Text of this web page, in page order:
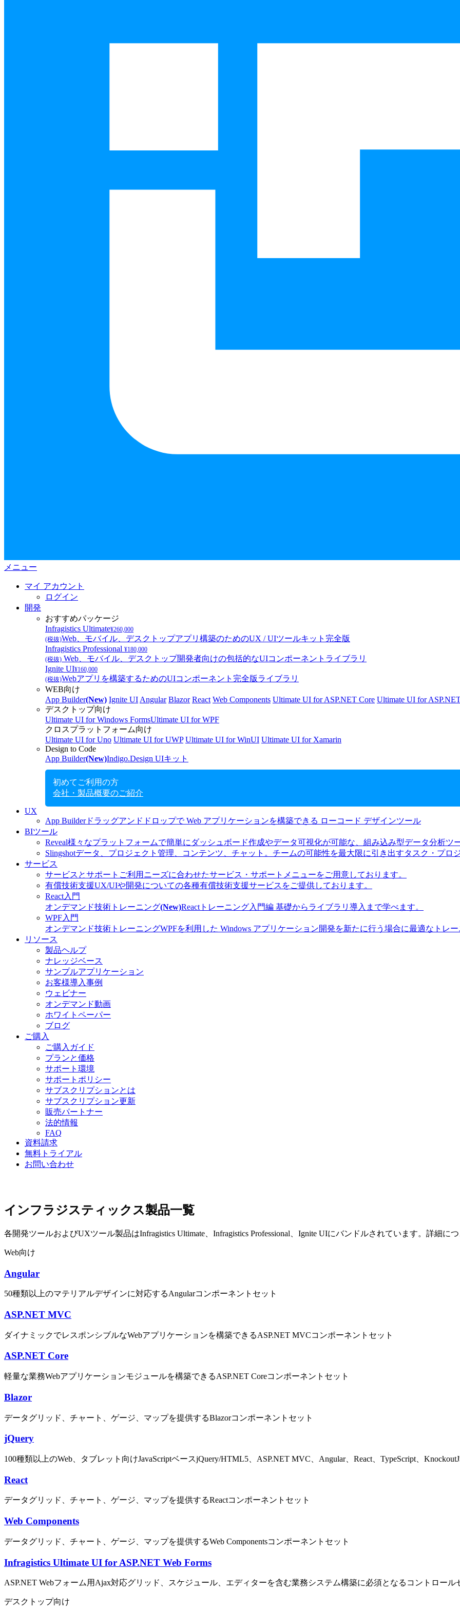
メニュー
マイ アカウント
ログイン
開発
おすすめパッケージ
Infragistics Ultimate¥260,000
(税抜)Web、モバイル、デスクトップアプリ構築のためのUX / UIツールキット完全版
Infragistics Professional ¥180,000​
(税抜) Web、モバイル、デスクトップ開発者向けの包括的なUIコンポーネントライブラリ
Ignite UI¥160,000
(税抜)Webアプリを構築するためのUIコンポーネント完全版ライブラリ
WEB向け
App Builder(New) Ignite UI Angular Blazor React Web Components Ultimate UI for ASP.NET Core Ultimate UI for
デスクトップ向け
Ultimate UI for Windows FormsUltimate UI for WPF
クロスプラットフォーム向け
Ultimate UI for Uno Ultimate UI for UWP Ultimate UI for WinUI Ultimate UI for Xamarin
Design to Code
App Builder(New)Indigo.Design UIキット
初めてご利用の方
会社・製品概要のご紹介
UX
App Builderドラッグアンドドロップで Web アプリケーションを構築できる ローコード デザインツール
BIツール
Reveal様々なプラットフォームで簡単にダッシュボード作成やデータ可視化が可能な、組み込み型データ分析ツ
Slingshotデータ、プロジェクト管理、コンテンツ、チャット。チームの可能性を最大限に引き出すタスク・プロ
サービス
サービスとサポート ご利用ニーズに合わせたサービス・サポートメニューをご用意しております。
有償技術支援UX/UIや開発についての各種有償技術支援サービスをご提供しております。
React入門
オンデマンド技術トレーニング(New)Reactトレーニング入門編 基礎からライブラリ導入まで学べます。
WPF入門
オンデマンド技術トレーニングWPFを利用した Windows アプリケーション開発を新たに行う場合に最適なトレー
リソース
製品ヘルプ
ナレッジベース
サンプルアプリケーション
お客様導入事例
ウェビナー
オンデマンド動画
ホワイトペーパー
ブログ
ご購入
ご購入ガイド
プランと価格
サポート環境
サポートポリシー
サブスクリプションとは
サブスクリプション更新
販売パートナー
法的情報
FAQ
資料請求
無料トライアル
お問い合わせ
インフラジスティックス製品一覧
各開発ツールおよびUXツール製品はInfragistics Ultimate、Infragistics Professional、Ignite UIにバンドルされています。詳細につ
Web向け
Angular
50種類以上のマテリアルデザインに対応するAngularコンポーネントセット
ASP.NET MVC
ダイナミックでレスポンシブルなWebアプリケーションを構築できるASP.NET MVCコンポーネントセット
ASP.NET Core
軽量な業務Webアプリケーションモジュールを構築できるASP.NET Coreコンポーネントセット
Blazor
データグリッド、チャート、ゲージ、マップを提供するBlazorコンポーネントセット
jQuery
100種類以上のWeb、タブレット向けJavaScriptベースjQuery/HTML5、ASP.NET MVC、Angular、React、TypeScript、
React
データグリッド、チャート、ゲージ、マップを提供するReactコンポーネントセット
Web Components
データグリッド、チャート、ゲージ、マップを提供するWeb Componentsコンポーネントセット
Infragistics Ultimate UI for ASP.NET Web Forms
ASP.NET Webフォーム用Ajax対応グリッド、スケジュール、エディターを含む業務システム構築に必須となるコントロール
デスクトップ向け